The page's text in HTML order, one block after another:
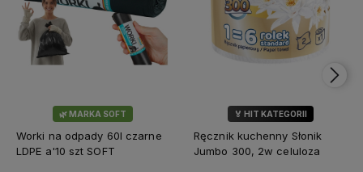
🌿 MARKA SOFT
Worki na odpady 60l czarne
LDPE a'10 szt SOFT
🏅 HIT KATEGORII
💎 WYBÓR KLIENTÓW
Ręcznik kuchenny Słonik
Jumbo 300, 2w celuloza